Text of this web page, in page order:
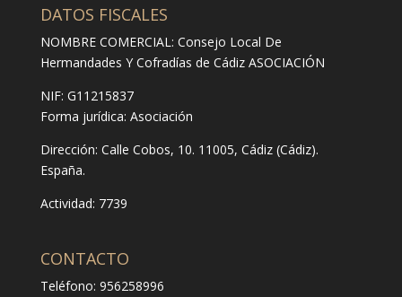
DATOS FISCALES
NOMBRE COMERCIAL: Consejo Local De
Hermandades Y Cofradías de Cádiz ASOCIACIÓN
NIF: G11215837
Forma jurídica: Asociación
Dirección: Calle Cobos, 10. 11005, Cádiz (Cádiz).
España.
Actividad: 7739
CONTACTO
Teléfono: 956258996